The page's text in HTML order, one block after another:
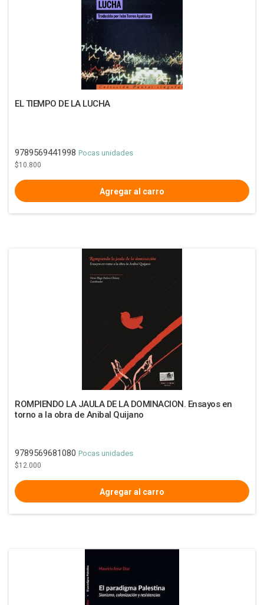
EL TIEMPO DE LA LUCHA
9789569441998 Pocas unidades
$10.800
ROMPIENDO LA JAULA DE LA DOMINACION. Ensayos en
torno a la obra de Anibal Quijano
9789569681080 Pocas unidades
$12.000